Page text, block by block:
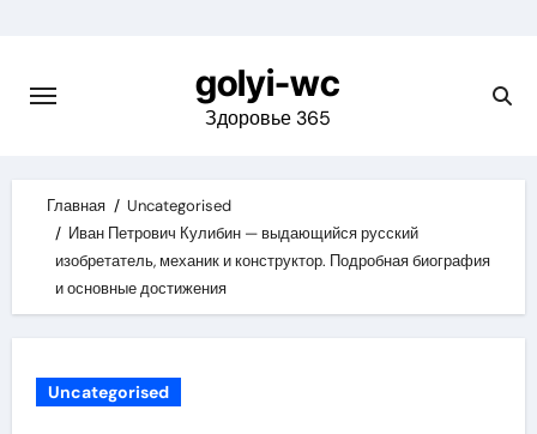
content
golyi-wc
Здоровье 365
Главная
Uncategorised
Иван Петрович Кулибин — выдающийся русский
изобретатель, механик и конструктор. Подробная биография
и основные достижения
Uncategorised